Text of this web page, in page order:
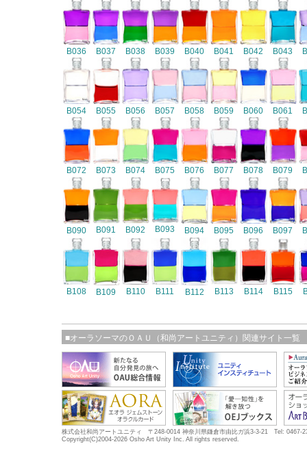
B036 B037 B038 B039 B040 B041 B042 B043
B054 B055 B056 B057 B058 B059 B060 B061
B072 B073 B074 B075 B076 B077 B078 B079
B090 B091 B092 B093 B094 B095 B096 B097
B108 B109 B110 B111 B112 B113 B114 B115
■オーラソーマのＯＡＵ（和尚アートユニティ）関連サイト一覧
株式会社和尚アートユニティ 〒248-0014 神奈川県鎌倉市由比ガ浜3-3-21 Tel: 0467-
Copyright(C)2004-2026 Osho Art Unity Inc. All rights reserved.